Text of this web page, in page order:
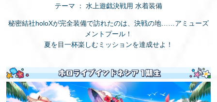
テーマ ： 水上遊戯決戦用 水着装備
秘密結社holoXが完全装備で訪れたのは、決戦の地……アミューズ
メントプール！
夏を目一杯楽しむミッションを達成せよ！